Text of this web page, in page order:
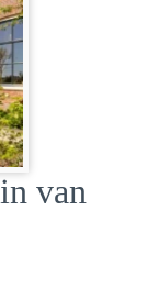
van